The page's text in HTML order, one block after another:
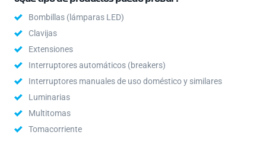
Bombillas (lámparas LED)
Clavijas
Extensiones
Interruptores automáticos (breakers)
Interruptores manuales de uso doméstico y similares
Luminarias
Multitomas
Tomacorriente